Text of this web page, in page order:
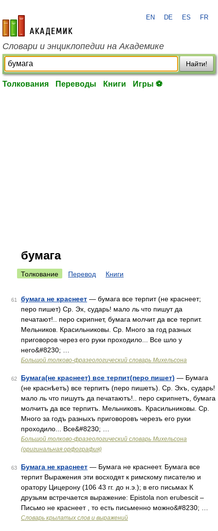
academic.ru
EN DE ES FR
Словари и энциклопедии на Академике
Найти!
Толкования Переводы Книги Игры ⚽
бумага
Толкование Перевод Книги
61 бумага не краснеет — бумага все терпит (не краснеет;
перо пишет) Ср. Эх, сударь! мало ль что пишут да
печатают!.. перо скрипнет, бумага молчит да все терпит.
Мельников. Красильниковы. Ср. Много за год разных
приговоров через его руки проходило... Все шло у
него&#8230; …
Большой толково-фразеологический словарь Михельсона
62 Бумага(не краснеет) все терпит(перо пишет) — Бумага
(не краснѣетъ) все терпитъ (перо пишетъ). Ср. Эхъ, сударь!
мало ль что пишутъ да печатаютъ!.. перо скрипнетъ, бумага
молчитъ да все терпитъ. Мельниковъ. Красильниковы. Ср.
Много за годъ разныхъ приговоровъ черезъ его руки
проходило... Все&#8230; …
Большой толково-фразеологический словарь Михельсона
(оригинальная орфография)
63 Бумага не краснеет — Бумага не краснеет. Бумага все
терпит Выражения эти восходят к римскому писателю и
оратору Цицерону (106 43 гг. до н.э.); в его письмах К
друзьям встречается выражение: Epistola non erubescit –
Письмо не краснеет , то есть письменно можно&#8230; …
Словарь крылатых слов и выражений